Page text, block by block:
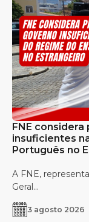
FNE
insuficientes
Português no
A FNE,
Geral...
3 agosto 2026